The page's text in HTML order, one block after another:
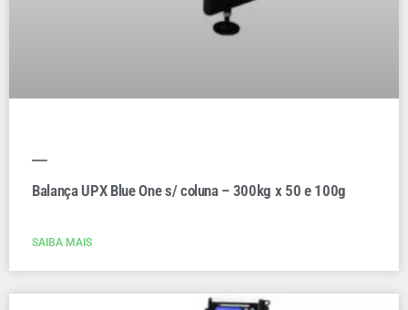
Balança UPX Blue One s/ coluna – 300kg x 50 e 100g
SAIBA MAIS